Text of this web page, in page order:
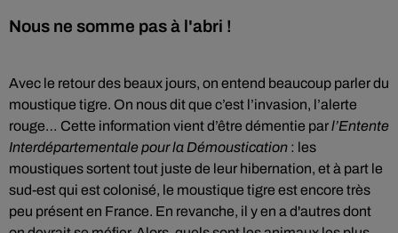
Nous ne somme pas à l'abri !
Avec le retour des beaux jours, on entend beaucoup parler du
moustique tigre. On nous dit que c’est l’invasion, l’alerte
rouge… Cette information vient d’être démentie parl’Entente
Interdépartementale pour la Démoustication : les
moustiques sortent tout juste de leur hibernation, et à part le
sud-est qui est colonisé, le moustique tigre est encore très
peu présent en France. En revanche, il y en a d'autres dont